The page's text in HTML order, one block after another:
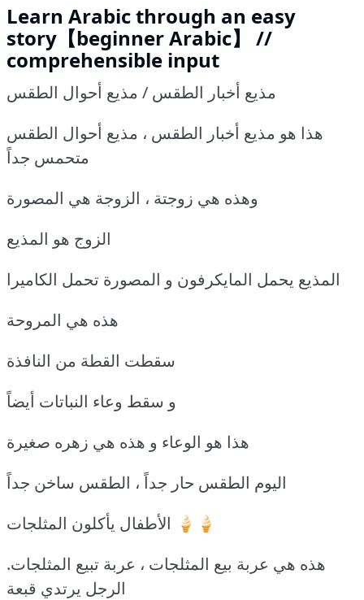
Learn Arabic through an easy
story【beginner Arabic】 //
comprehensible input
مذيع أخبار الطقس / مذيع أحوال الطقس
هذا هو مذيع أخبار الطقس ، مذيع أحوال الطقس
متحمس جداً
وهذه هي زوجتة ، الزوجة هي المصورة
الزوج هو المذيع
المذيع يحمل المايكرفون و المصورة تحمل الكاميرا
هذه هي المروحة
سقطت القطة من النافذة
و سقط وعاء النباتات أيضاً
هذا هو الوعاء و هذه هي زهره صغيرة
اليوم الطقس حار جداً ، الطقس ساخن جداً
الأطفال يأكلون المثلجات 🍦🍦
هذه هي عربة بيع المثلجات ، عربة تبيع المثلجات.
الرجل يرتدي قبعة